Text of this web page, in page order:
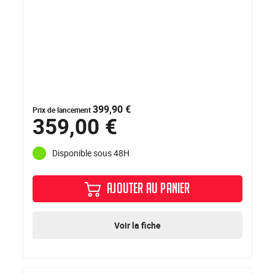
Prix de lancement399,90 €
359,00 €
Disponible sous 48H
AJOUTER AU PANIER
Voir la fiche